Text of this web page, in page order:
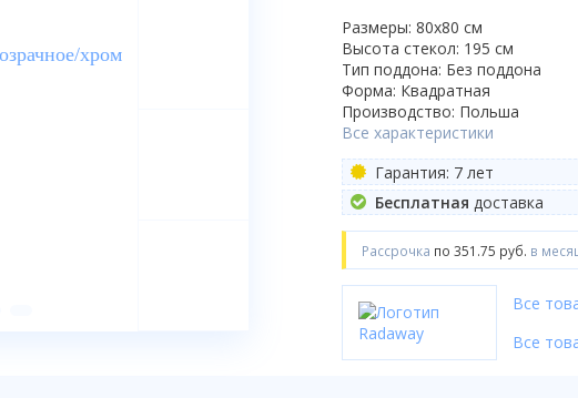
Размеры: 80x80 cм
Высота стекол: 195 см
Тип поддона: Без поддона
Форма: Квадратная
Производство: Польша
Все характеристики
Гарантия: 7 лет
Бесплатная доставка
Рассрочка по 351.75 руб. в
Все
Все